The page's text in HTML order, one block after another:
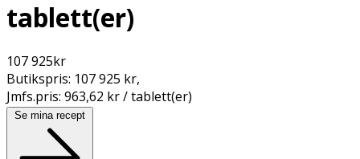
tablett(er)
107 925kr
Butikspris: 107 925 kr,
Jmfs.pris: 963,62 kr / tablett(er)
Se mina recept